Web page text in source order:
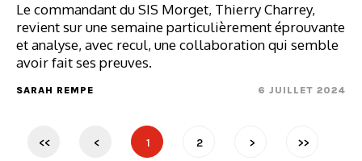
Le commandant du SIS Morget, Thierry Charrey,
revient sur une semaine particulièrement éprouvante
et analyse, avec recul, une collaboration qui semble
avoir fait ses preuves.
SARAH REMPE 6 JUILLET 2024
<< < 1 2 > >>